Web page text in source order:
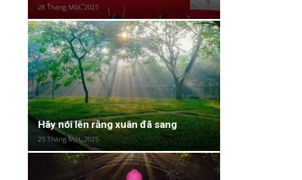
28 Tháng Một, 2025
Hãy nói lên rằng xuân đã sang
25 Tháng Một, 2025